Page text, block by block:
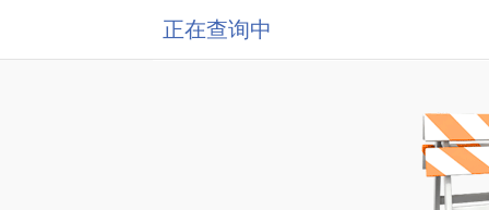
正在查询中